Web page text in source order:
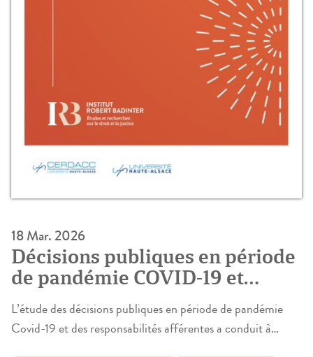
18 Mar. 2026
Décisions publiques en période
de pandémie COVID-19 et
responsabilités
L’étude des décisions publiques en période de pandémie
Covid-19 et des responsabilités afférentes a conduit à